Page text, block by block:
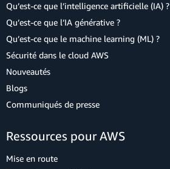
Qu’est-ce que l’intelligence artificielle (IA) ?
Qu’est-ce que l’IA générative ?
Qu’est-ce que le machine learning (ML) ?
Sécurité dans le cloud AWS
Nouveautés
Blogs
Communiqués de presse
Ressources pour AWS
Mise en route